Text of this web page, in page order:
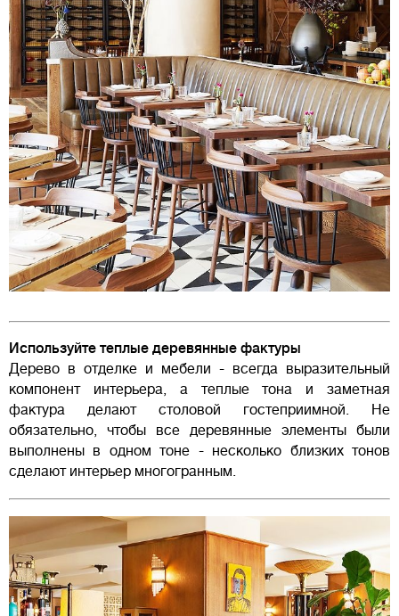
Используйте теплые деревянные фактуры
Дерево в отделке и мебели - всегда выразительный
компонент интерьера, а теплые тона и заметная
фактура делают столовой гостеприимной. Не
обязательно, чтобы все деревянные элементы были
выполнены в одном тоне - несколько близких тонов
сделают интерьер многогранным.